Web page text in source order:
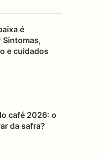
é
Sintomas,
e cuidados
café 2026: o
da safra?